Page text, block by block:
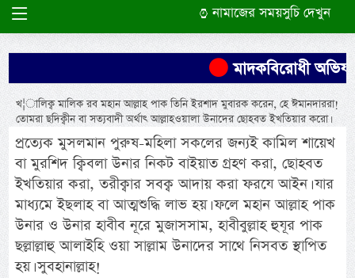
নামাজের সময়সুচি দেখুন
মাদকবিরোধী
খ¦ালিক্ব মালিক রব মহান আল্লাহ পাক তিনি ইরশাদ মুবারক করেন, হে ঈমানদাররা!
তোমরা ছদিক্বীন বা সত্যবাদী অর্থাৎ আল্লাহওয়ালা উনাদের ছোহবত ইখতিয়ার করো।
প্রত্যেক মুসলমান পুরুষ-মহিলা সকলের জন্যই কামিল শায়েখ
বা মুরশিদ ক্বিবলা উনার নিকট বাইয়াত গ্রহণ করা, ছোহবত
ইখতিয়ার করা, তরীক্বার সবক্ব আদায় করা ফরযে আইন। যার
মাধ্যমে ইছলাহ বা আত্মশুদ্ধি লাভ হয়। ফলে মহান আল্লাহ পাক
উনার ও উনার হাবীব নূরে মুজাসসাম, হাবীবুল্লাহ হুযূর পাক
ছল্লাল্লাহু আলাইহি ওয়া সাল্লাম উনাদের সাথে নিসবত স্থাপিত
হয়। সুবহানাল্লাহ!